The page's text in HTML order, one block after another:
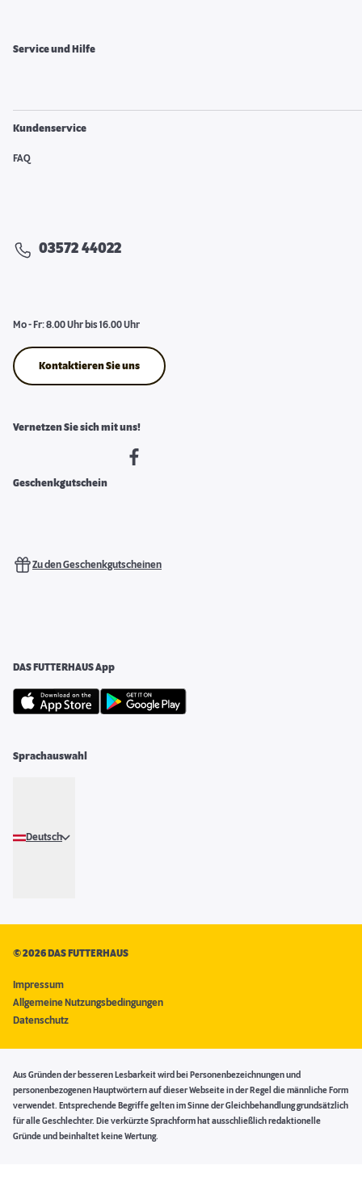
Service und Hilfe
Kundenservice
FAQ
03572 44022
Mo - Fr: 8.00 Uhr bis 16.00 Uhr
Kontaktieren Sie uns
Vernetzen Sie sich mit uns!
Geschenkgutschein
Zu den Geschenkgutscheinen
DAS FUTTERHAUS App
Sprachauswahl
Deutsch
©2026 DAS FUTTERHAUS
Impressum
Allgemeine Nutzungsbedingungen
Datenschutz
Aus Gründen der besseren Lesbarkeit wird bei Personenbezeichnungen und
personenbezogenen Hauptwörtern auf dieser Webseite in der Regel die männliche Form
verwendet. Entsprechende Begriffe gelten im Sinne der Gleichbehandlung grundsätzlich
für alle Geschlechter. Die verkürzte Sprachform hat ausschließlich redaktionelle
Gründe und beinhaltet keine Wertung.